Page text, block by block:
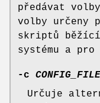
předávat
volby určeny
skriptů
systému a
-c CONFIG_FILE
Určuje